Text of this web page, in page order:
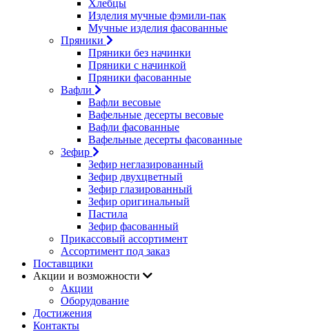
Хлебцы
Изделия мучные фэмили-пак
Мучные изделия фасованные
Пряники
Пряники без начинки
Пряники с начинкой
Пряники фасованные
Вафли
Вафли весовые
Вафельные десерты весовые
Вафли фасованные
Вафельные десерты фасованные
Зефир
Зефир неглазированный
Зефир двухцветный
Зефир глазированный
Зефир оригинальный
Пастила
Зефир фасованный
Прикассовый ассортимент
Ассортимент под заказ
Поставщики
Акции и возможности
Акции
Оборудование
Достижения
Контакты